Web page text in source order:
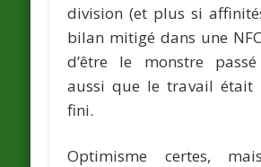
division (et plus si
bilan mitigé dans une
d’être le monstre
aussi que le travail était
fini.
Optimisme certes,